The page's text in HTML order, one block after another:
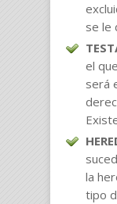
se le
el
será
la
tipo